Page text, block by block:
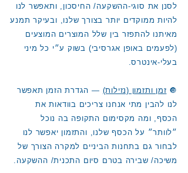
לסנן את סוגי-ההשקעה/ החיסכון, ותאפשר לנו
להיות ממוקדים יותר בצורך שלנו, ובעיקר תמנע
מאיתנו להתפזר בין שלל המוצרים המוצעים
(לפעמים באופן אגרסיבי) בשוק ע״י כל מיני
בעלי-אינטרס.
🔘 זמן ותזמון (נזילות) — הגדרת הזמן תאפשר
לנו להבין מתי אנחנו צריכים בוודאות את
הכסף, ומה מקסימום התקופה בה נוכל
״לוותר״ על הכסף שלנו, והתזמון יאפשר לנו
לבחור גם בתחנות הביניים למקרה הצורך של
משיכה/ שבירה בטרם סיום התכנית/ ההשקעה.